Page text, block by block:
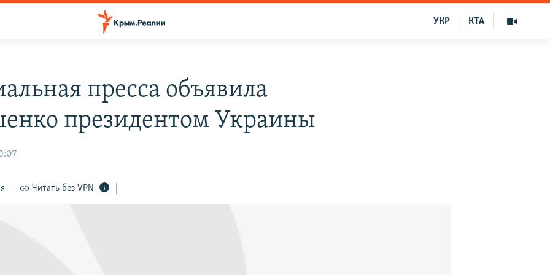
КТА
УКР
пресса объявила
президентом Украины
Читать без VPN